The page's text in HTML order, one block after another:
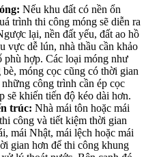
Nếu khu đất có nền ổn
trình thi công móng sẽ diễn ra
lại, nền đất yếu, đất ao hồ
vực dễ lún, nhà thầu cần khảo
phù hợp. Các loại móng như
móng cọc cũng có thời gian
công trình cần ép cọc
sẽ khiến tiến độ kéo dài hơn.
trúc: Nhà mái tôn hoặc mái
công và tiết kiệm thời gian
mái Nhật, mái lệch hoặc mái
gian hơn để thi công khung